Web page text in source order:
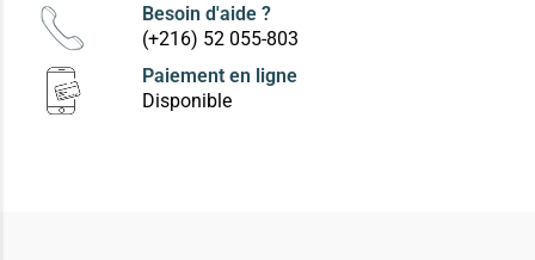
Besoin d'aide ?
(+216) 52 055-803
Paiement en ligne
Disponible